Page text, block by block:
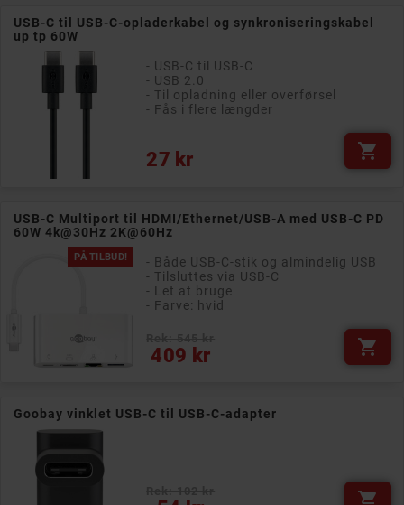
USB-C til USB-C-opladerkabel og synkroniseringskabel
up tp 60W
- USB-C til USB-C
- USB 2.0
- Til opladning eller overførsel
- Fås i flere længder
27 kr
Pris 
USB-C Multiport til HDMI/Ethernet/USB-A med USB-C PD
60W 4k@30Hz 2K@60Hz
PÅ TILBUD!
- Både USB-C-stik og almindelig USB
- Tilsluttes via USB-C
- Let at bruge
- Farve: hvid
409 kr
Pris 
Goobay vinklet USB-C til USB-C-adapter
